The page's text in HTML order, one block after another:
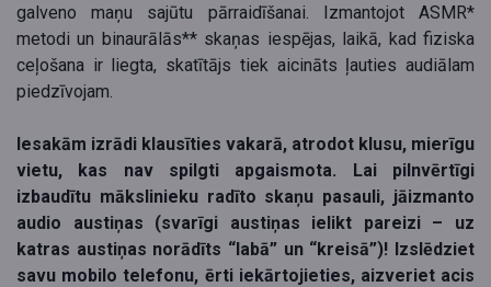
galveno maņu sajūtu pārraidīšanai. Izmantojot ASMR*
metodi un binaurālās** skaņas iespējas, laikā, kad fiziska
ceļošana ir liegta, skatītājs tiek aicināts ļauties audiālam
piedzīvojam.
Iesakām izrādi klausīties vakarā, atrodot klusu, mierīgu
vietu, kas nav spilgti apgaismota. Lai pilnvērtīgi
izbaudītu mākslinieku radīto skaņu pasauli, jāizmanto
audio austiņas (svarīgi austiņas ielikt pareizi – uz
katras austiņas norādīts “labā” un “kreisā”)! Izslēdziet
savu mobilo telefonu, ērti iekārtojieties, aizveriet acis